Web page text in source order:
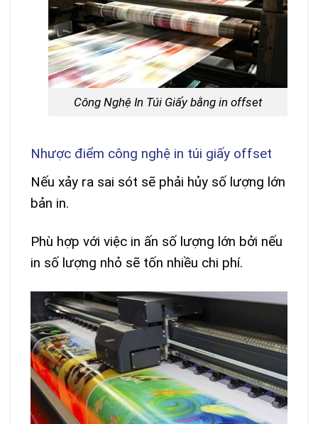
Công Nghệ In Túi Giấy bằng in offset
Nhược điểm công nghệ in túi giấy offset
Nếu xảy ra sai sót sẽ phải hủy số lượng lớn
bản in.
Phù hợp với việc in ấn số lượng lớn bởi nếu
in số lượng nhỏ sẽ tốn nhiều chi phí.